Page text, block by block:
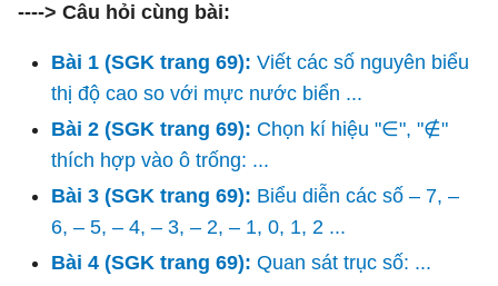
----> Câu hỏi cùng bài:
Bài 1 (SGK trang 69): Viết các số nguyên biểu
thị độ cao so với mực nước biển ...
Bài 2 (SGK trang 69): Chọn kí hiệu "∈", "∉"
thích hợp vào ô trống: ...
Bài 3 (SGK trang 69): Biểu diễn các số – 7, –
6, – 5, – 4, – 3, – 2, – 1, 0, 1, 2 ...
Bài 4 (SGK trang 69): Quan sát trục số: ...